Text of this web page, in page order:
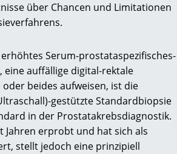
über Chancen und Limitationen
Serum-prostataspezifisches-
eine auffällige digital-rektale
beides aufweisen, ist die
gestützte Standardbiopsie
in der Prostatakrebsdiagnostik.
Jahren erprobt und hat sich als
stellt jedoch eine prinzipiell